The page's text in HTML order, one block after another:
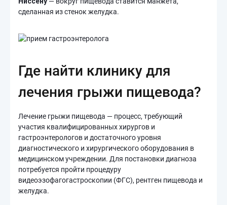
сделанная из стенок желудка.
Где найти клинику для
лечения грыжи пищевода?
Лечение грыжи пищевода — процесс, требующий
участия квалифицированных хирургов и
гастроэнтерологов и достаточного уровня
диагностического и хирургического оборудования в
медицинском учреждении. Для постановки диагноза
потребуется пройти процедуру
видеоэзофагогастроскопии (ФГС), рентген пищевода и
желудка.